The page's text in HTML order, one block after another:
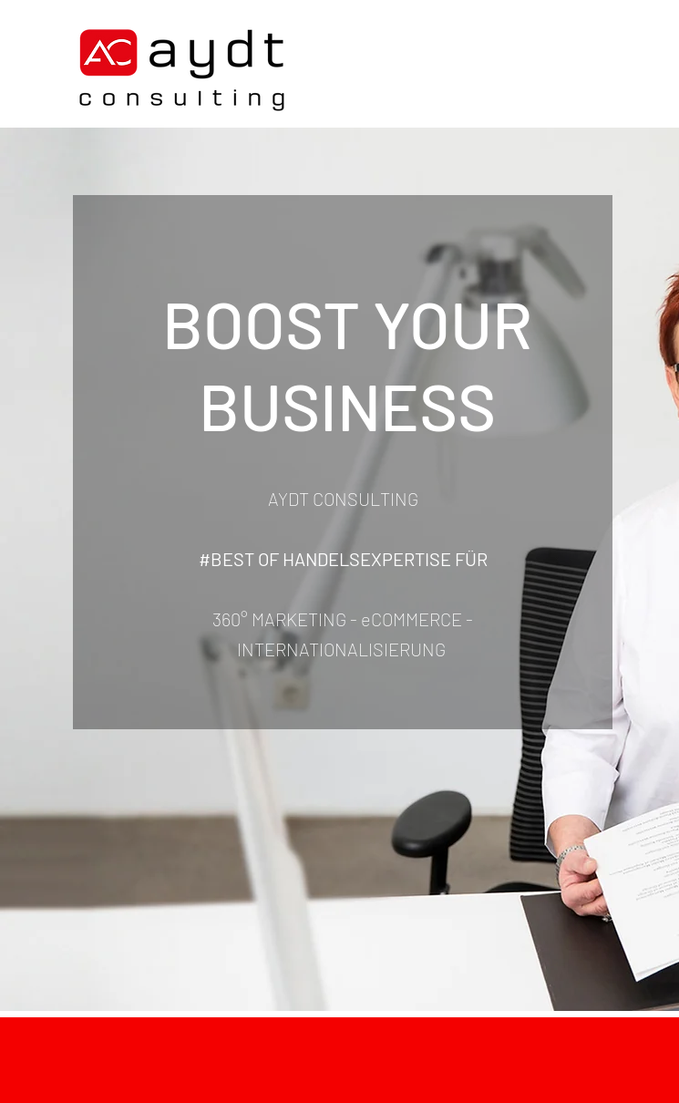
BOOST YOUR
BUSINESS
AYDT CONSULTING
#BEST OF HANDELSEXPERTISE FÜR
360° MARKETING - eCOMMERCE -
INTERNATIONALISIERUNG